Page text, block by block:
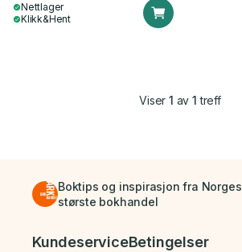
Nettlager
Klikk&Hent
Viser1 av 1 treff
Boktips og inspirasjon fra Norges
største bokhandel
Bunnmeny
KundeserviceBetingelser